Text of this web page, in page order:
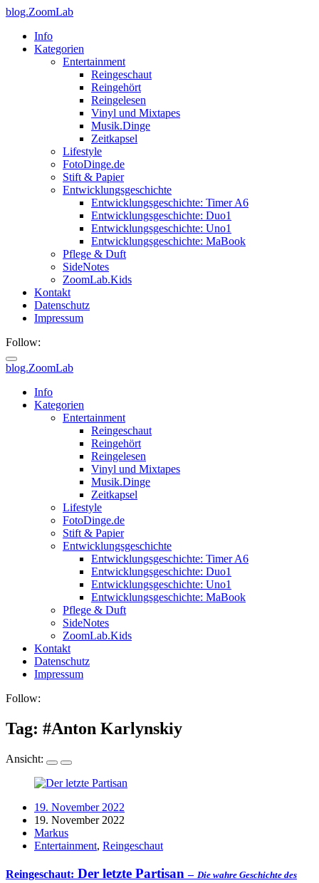
blog.ZoomLab
Info
Kategorien
Entertainment
Reingeschaut
Reingehört
Reingelesen
Vinyl und Mixtapes
Musik.Dinge
Zeitkapsel
Lifestyle
FotoDinge.de
Stift & Papier
Entwicklungsgeschichte
Entwicklungsgeschichte: Timer A6
Entwicklungsgeschichte: Duo1
Entwicklungsgeschichte: Uno1
Entwicklungsgeschichte: MaBook
Pflege & Duft
SideNotes
ZoomLab.Kids
Kontakt
Datenschutz
Impressum
Follow:
blog.ZoomLab
ZoomLab
Info
Kategorien
Entertainment
Reingeschaut
Reingehört
Reingelesen
Vinyl und Mixtapes
Musik.Dinge
Zeitkapsel
Lifestyle
FotoDinge.de
Stift & Papier
Entwicklungsgeschichte
Entwicklungsgeschichte: Timer A6
Entwicklungsgeschichte: Duo1
Entwicklungsgeschichte: Uno1
Entwicklungsgeschichte: MaBook
Pflege & Duft
SideNotes
ZoomLab.Kids
Kontakt
Datenschutz
Impressum
Follow:
Tag: #Anton Karlynskiy
Ansicht:
19. November 2022
19. November 2022
Markus
Entertainment, Reingeschaut
Reingeschaut: Der letzte Partisan– Die wahre Geschichte des